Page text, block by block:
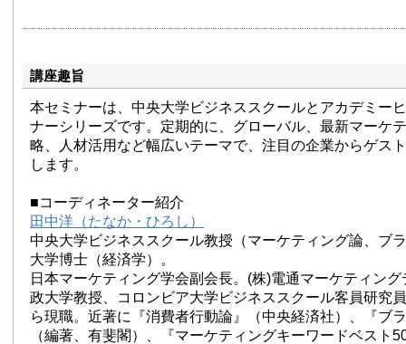
賞」（4回目）、「中央大学学術研究奨励賞」（2回目）
業務を担当した。大学に移って以降、以下の企業への社員
ドバイスを行っている。GE、マイクロソフト、トヨタ自
ンダ、メルセデスベンツ、ジョンソン・エンド・ジョンソ
素、キリン、アサヒビール、日清食品、ソニー、日立製作
ニコン、日本銀行、みずほフィナンシャルグループ, みず
【著書】『ブランド戦略論』（有斐閣、2017）、『ネッ
ック』（共著、2017）、『現代広告論』（共著、2017）
（2015）、『マーケティングキーワードベスト50』（
略全書』（編著、2014）、『ブランド戦略・ケースブッ
『マーケティング・リサーチ入門』（共著、2010）、『
（2008）、『企業を高めるブランド戦略』（2002）など
論文がある。その著作のいくつかは中国語、韓国語に翻訳
https://www.facebook.com/hiroshi.tanaka1
講座趣旨
本セミナーは、中央大学ビジネススクールとアカデミー
ナーシリーズです。定期的に、グローバル、最新マーケ
略、人材活用など幅広いテーマで、注目の企業からゲス
します。
■コーディネーター紹介
田中洋（たなか・ひろし）
中央大学ビジネススクール教授（マーケティング論、ブ
大学博士（経済学）。
日本マーケティング学会副会長。(株)電通マーケティン
政大学教授、コロンビア大学ビジネススクール客員研究
ら現職。近著に『消費者行動論』（中央経済社）、『ブ
（編著、有斐閣）、『マーケティングキーワードベスト